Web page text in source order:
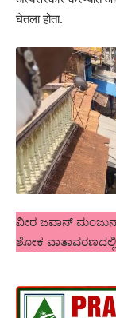
घेतला होता.
ವೀರ ಜವಾನ್
ಶೋಕ